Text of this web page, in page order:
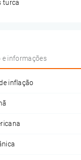
turca
e informações
inflação